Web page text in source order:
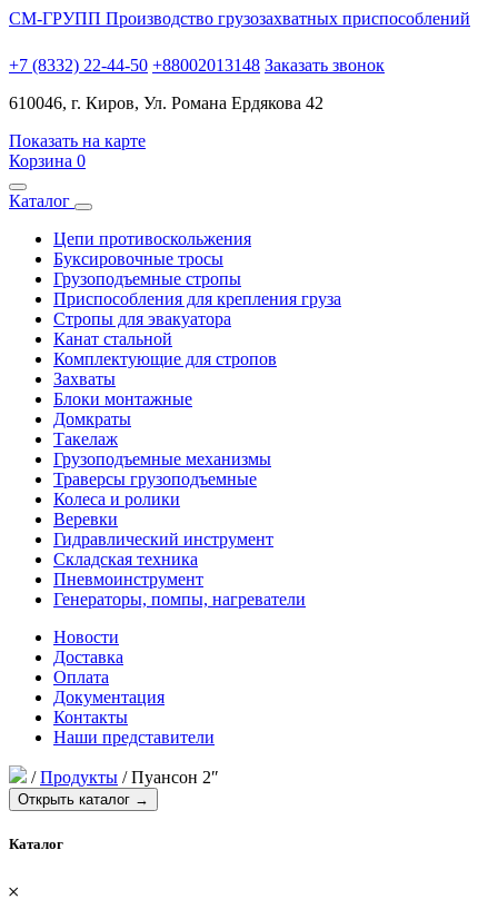
СМ-ГРУПП Производство грузозахватных приспособлений
+7 (8332) 22-44-50 +88002013148 Заказать звонок
610046, г. Киров, Ул. Романа Ердякова 42
Показать на карте
Корзина 0
Каталог
Цепи противоскольжения
Буксировочные тросы
Грузоподъемные стропы
Приспособления для крепления груза
Стропы для эвакуатора
Канат стальной
Комплектующие для стропов
Захваты
Блоки монтажные
Домкраты
Такелаж
Грузоподъемные механизмы
Траверсы грузоподъемные
Колеса и ролики
Веревки
Гидравлический инструмент
Складская техника
Пневмоинструмент
Генераторы, помпы, нагреватели
Новости
Доставка
Оплата
Документация
Контакты
Наши представители
/Продукты /Пуансон 2″
Открыть каталог →
Каталог
𐄂